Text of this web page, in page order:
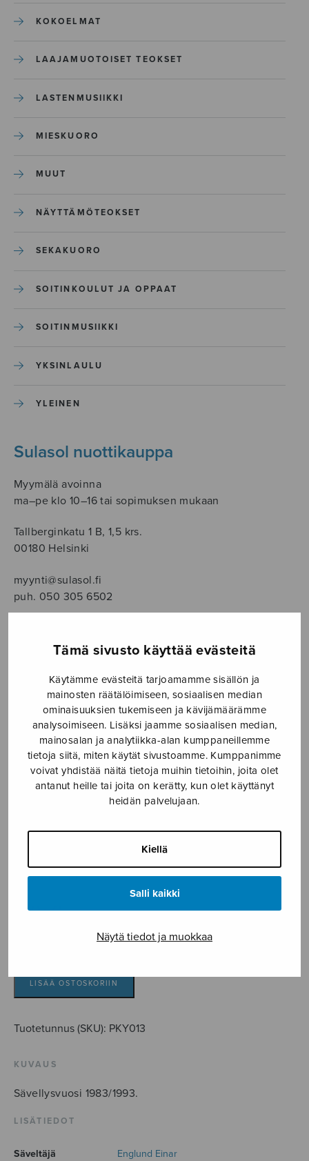
Tämä sivusto käyttää evästeitä
Käytämme evästeitä tarjoamamme sisällön ja
mainosten räätälöimiseen, sosiaalisen median
ominaisuuksien tukemiseen ja kävijämäärämme
analysoimiseen. Lisäksi jaamme sosiaalisen median,
mainosalan ja analytiikka-alan kumppaneillemme
tietoja siitä, miten käytät sivustoamme. Kumppanimme
voivat yhdistää näitä tietoja muihin tietoihin, joita olet
antanut heille tai joita on kerätty, kun olet käyttänyt
heidän palvelujaan.
Kiellä
Salli kaikki
Näytä tiedot ja muokkaa
KOKOELMAT
LAAJAMUOTOISET TEOKSET
LASTENMUSIIKKI
MIESKUORO
MUUT
NÄYTTÄMÖTEOKSET
SEKAKUORO
SOITINKOULUT JA OPPAAT
SOITINMUSIIKKI
YKSINLAULU
YLEINEN
Sulasol nuottikauppa
Myymälä avoinna
ma–pe klo 10–16 tai sopimuksen mukaan
Tallberginkatu 1 B, 1,5 krs.
00180 Helsinki
myynti@sulasol.fi
puh. 050 305 6502
Etusivu › Nuottikauppa › Mieskuoro › Merkkituli
Englund Einar
6,81€
LISÄÄ OSTOSKORIIN
Tuotetunnus (SKU): PKY013
KUVAUS
Sävellysvuosi 1983/1993.
LISÄTIEDOT
Säveltäjä Englund Einar